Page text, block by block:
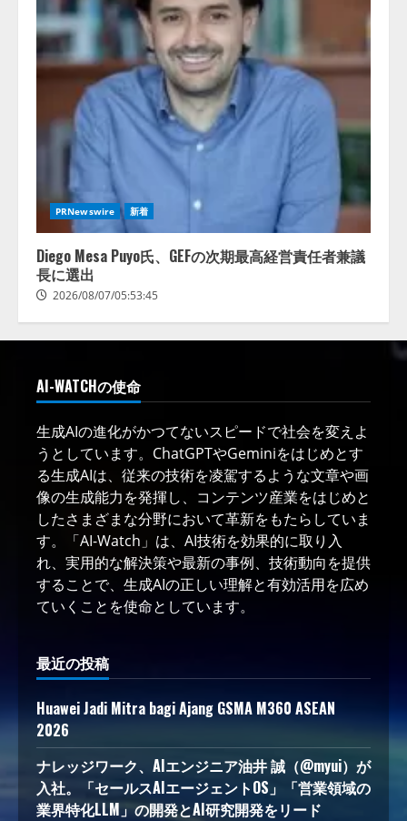
PRNewswire 新着
Diego Mesa Puyo氏、GEFの次期最高経営責任者兼議
長に選出
2026/08/07/05:53:45
AI-WATCHの使命
生成AIの進化がかつてないスピードで社会を変えよ
うとしています。ChatGPTやGeminiをはじめとす
る生成AIは、従来の技術を凌駕するような文章や画
像の生成能力を発揮し、コンテンツ産業をはじめと
したさまざまな分野において革新をもたらしていま
す。「AI-Watch」は、AI技術を効果的に取り入
れ、実用的な解決策や最新の事例、技術動向を提供
することで、生成AIの正しい理解と有効活用を広め
ていくことを使命としています。
最近の投稿
Huawei Jadi Mitra bagi Ajang GSMA M360 ASEAN
2026
ナレッジワーク、AIエンジニア油井 誠（@myui）が
入社。「セールスAIエージェントOS」「営業領域の
業界特化LLM」の開発とAI研究開発をリード